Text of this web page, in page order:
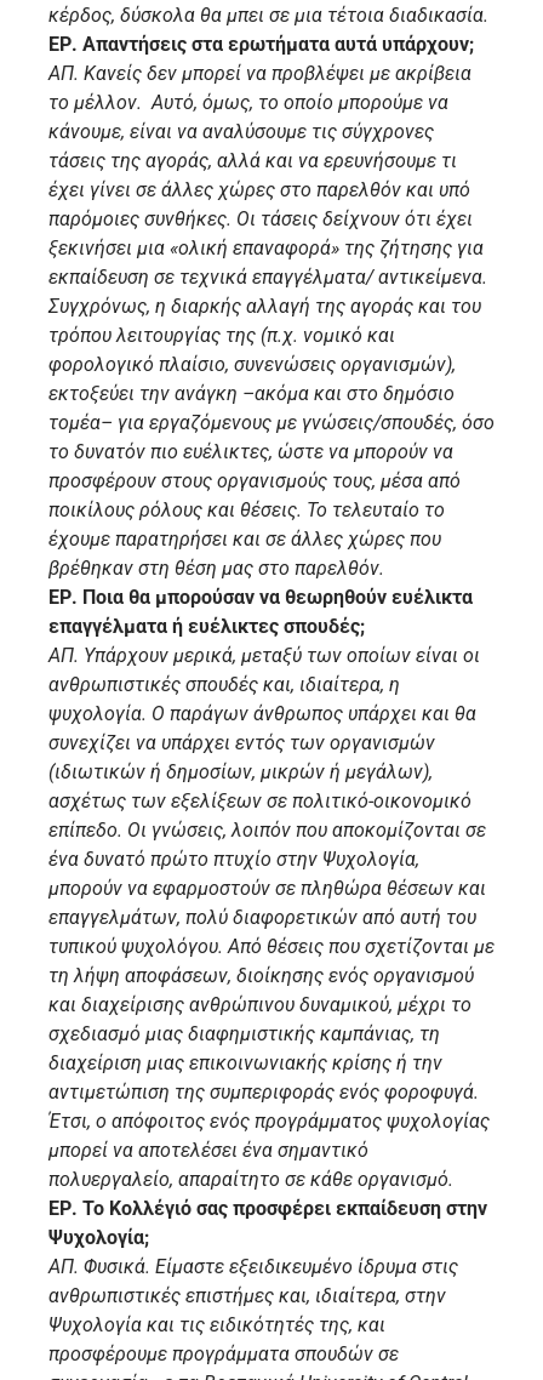
κέρδος, δύσκολα θα μπει σε μια τέτοια διαδικασία.
ΕΡ. Απαντήσεις στα ερωτήματα αυτά υπάρχουν;
ΑΠ. Κανείς δεν μπορεί να προβλέψει με ακρίβεια
το μέλλον. Αυτό, όμως, το οποίο μπορούμε να
κάνουμε, είναι να αναλύσουμε τις σύγχρονες
τάσεις της αγοράς, αλλά και να ερευνήσουμε τι
έχει γίνει σε άλλες χώρες στο παρελθόν και υπό
παρόμοιες συνθήκες. Οι τάσεις δείχνουν ότι έχει
ξεκινήσει μια «ολική επαναφορά» της ζήτησης για
εκπαίδευση σε τεχνικά επαγγέλματα/ αντικείμενα.
Συγχρόνως, η διαρκής αλλαγή της αγοράς και του
τρόπου λειτουργίας της (π.χ. νομικό και
φορολογικό πλαίσιο, συνενώσεις οργανισμών),
εκτοξεύει την ανάγκη –ακόμα και στο δημόσιο
τομέα– για εργαζόμενους με γνώσεις/σπουδές, όσο
το δυνατόν πιο ευέλικτες, ώστε να μπορούν να
προσφέρουν στους οργανισμούς τους, μέσα από
ποικίλους ρόλους και θέσεις. Το τελευταίο το
έχουμε παρατηρήσει και σε άλλες χώρες που
βρέθηκαν στη θέση μας στο παρελθόν.
ΕΡ. Ποια θα μπορούσαν να θεωρηθούν ευέλικτα
επαγγέλματα ή ευέλικτες σπουδές;
ΑΠ. Υπάρχουν μερικά, μεταξύ των οποίων είναι οι
ανθρωπιστικές σπουδές και, ιδιαίτερα, η
ψυχολογία. Ο παράγων άνθρωπος υπάρχει και θα
συνεχίζει να υπάρχει εντός των οργανισμών
(ιδιωτικών ή δημοσίων, μικρών ή μεγάλων),
ασχέτως των εξελίξεων σε πολιτικό-οικονομικό
επίπεδο. Οι γνώσεις, λοιπόν που αποκομίζονται σε
ένα δυνατό πρώτο πτυχίο στην Ψυχολογία,
μπορούν να εφαρμοστούν σε πληθώρα θέσεων και
επαγγελμάτων, πολύ διαφορετικών από αυτή του
τυπικού ψυχολόγου. Από θέσεις που σχετίζονται με
τη λήψη αποφάσεων, διοίκησης ενός οργανισμού
και διαχείρισης ανθρώπινου δυναμικού, μέχρι το
σχεδιασμό μιας διαφημιστικής καμπάνιας, τη
διαχείριση μιας επικοινωνιακής κρίσης ή την
αντιμετώπιση της συμπεριφοράς ενός φοροφυγά.
Έτσι, ο απόφοιτος ενός προγράμματος ψυχολογίας
μπορεί να αποτελέσει ένα σημαντικό
πολυεργαλείο, απαραίτητο σε κάθε οργανισμό.
ΕΡ. Το Κολλέγιό σας προσφέρει εκπαίδευση στην
Ψυχολογία;
ΑΠ. Φυσικά. Είμαστε εξειδικευμένο ίδρυμα στις
ανθρωπιστικές επιστήμες και, ιδιαίτερα, στην
Ψυχολογία και τις ειδικότητές της, και
προσφέρουμε προγράμματα σπουδών σε